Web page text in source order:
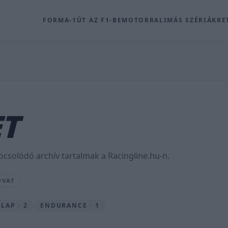
FORMA-1 ÚT AZ F1-BEMOTORRALIMÁS SZÉRIÁK
archív tartalmak a Racingline.hu-n.
· 2 ENDURANCE · 1